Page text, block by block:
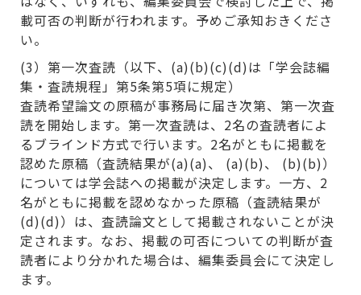
載可否の判断が行われます。予めご承知おきくださ
い。
(3）第一次査読（以下、(a)(b)(c)(d)は「学会誌編
集・査読規程」第5条第5項に規定）
査読希望論文の原稿が事務局に届き次第、第一次査
読を開始します。第一次査読は、2名の査読者によ
るブラインド方式で行います。2名がともに掲載を
認めた原稿（査読結果が(a)(a)、 (a)(b)、 (b)(b)）
については学会誌への掲載が決定します。一方、2
名がともに掲載を認めなかった原稿（査読結果が
(d)(d)）は、査読論文として掲載されないことが決
定されます。なお、掲載の可否についての判断が査
読者により分かれた場合は、編集委員会にて決定し
ます。